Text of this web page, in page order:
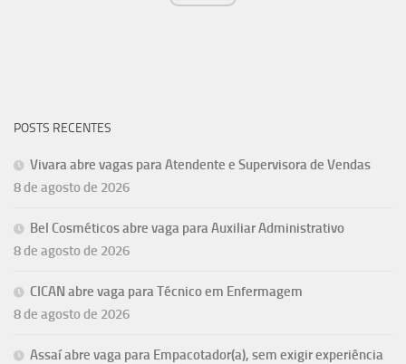
POSTS RECENTES
Vivara abre vagas para Atendente e Supervisora de Vendas
8 de agosto de 2026
Bel Cosméticos abre vaga para Auxiliar Administrativo
8 de agosto de 2026
CICAN abre vaga para Técnico em Enfermagem
8 de agosto de 2026
Assaí abre vaga para Empacotador(a), sem exigir experiência